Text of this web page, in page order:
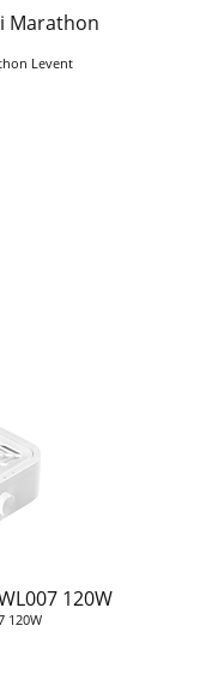
Marathon
Levent
120W
120W